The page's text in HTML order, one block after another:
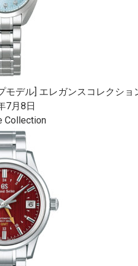
モデル] エレガンスコレクシ
7月8日
Collection